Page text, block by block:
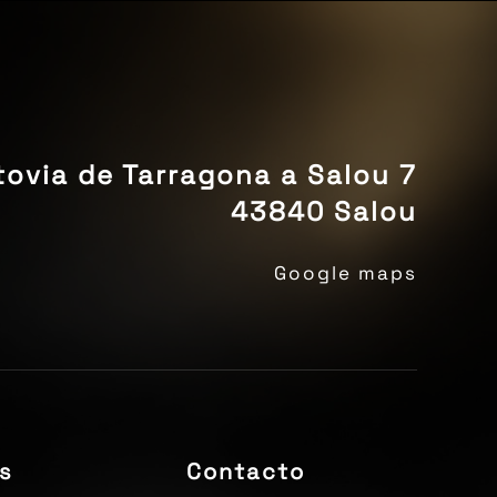
de Tarragona a Salou 7
43840 Salou
Google maps
Contacto